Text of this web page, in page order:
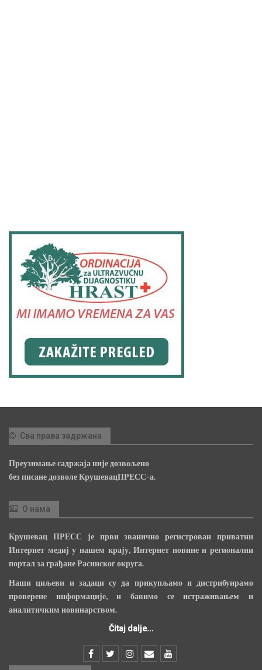
Сва права задржана
Преузимање садржаја није дозвољено
без писане дозволе КрушевацПРЕСС-а.
О нама
Крушевац ПРЕСС је први званично регистрован приватни
Интернет медиј у нашем крају, Интернет новине и регионални
портал за грађане Расинског округа.
Наши циљеви и задаци су да прикупљамо и дистрибуирамо
проверене информације, и бавимо се истраживањем и
аналитичким новинарством.
Čitaj dalje...